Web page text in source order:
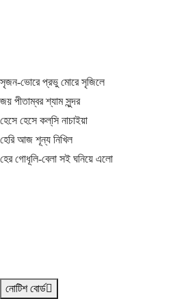
সৃজন-ভোরে প্রভু মোরে সৃজিলে
জয় পীতাম্বর শ্যাম সুন্দর
হেসে হেসে কল্‌সি নাচাইয়া
হেরি আজ শূন্য নিখিল
হের গোধূলি-বেলা সই ঘনিয়ে এলো
নোটিশ বোর্ড